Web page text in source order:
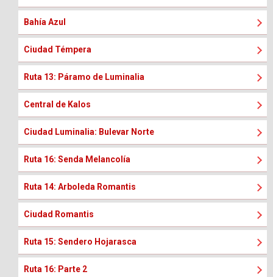
Bahía Azul
Ciudad Témpera
Ruta 13: Páramo de Luminalia
Central de Kalos
Ciudad Luminalia: Bulevar Norte
Ruta 16: Senda Melancolía
Ruta 14: Arboleda Romantis
Ciudad Romantis
Ruta 15: Sendero Hojarasca
Ruta 16: Parte 2